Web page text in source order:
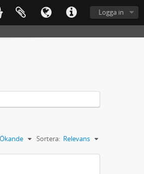
Logga in
Sortera: Relevans
Ökande